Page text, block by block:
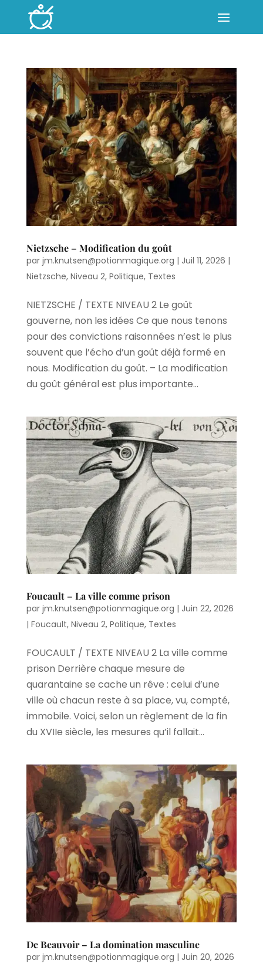
Nietzsche – Modification du goût
par jm.knutsen@potionmagique.org | Juil 11, 2026 |
Nietzsche, Niveau 2, Politique, Textes
NIETZSCHE / TEXTE NIVEAU 2 Le goût
gouverne, non les idées Ce que nous tenons
pour des convictions raisonnées n’est le plus
souvent que l’écho d’un goût déjà formé en
nous. Modification du goût. – La modification
du goût général est plus importante...
Foucault – La ville comme prison
par jm.knutsen@potionmagique.org | Juin 22, 2026
| Foucault, Niveau 2, Politique, Textes
FOUCAULT / TEXTE NIVEAU 2 La ville comme
prison Derrière chaque mesure de
quarantaine se cache un rêve : celui d’une
ville où chacun reste à sa place, vu, compté,
immobile. Voici, selon un règlement de la fin
du XVIIe siècle, les mesures qu’il fallait...
De Beauvoir – La domination masculine
par jm.knutsen@potionmagique.org | Juin 20, 2026